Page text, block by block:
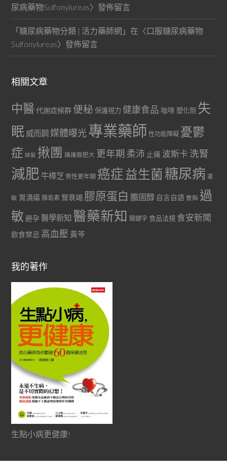
尿病藥物Sulfonylureas〉發佈留言
「糖尿病藥物分類 | 活力藥師網 」在〈口服糖尿病藥物
Sulfonylureas〉發佈留言
相關文章
中醫代謝症候群 便秘 保護視力 健康食品 咖啡 塑化劑 失
眠 威而鋼 媒體曝光專業藥師 性功能障礙 憂鬱
症 掉髮 揪團 攝護腺肥大 更年期 柔沛 止痛 波斯卡 洗腎
減肥 牛樟芝 男性更年期 癌症益生菌 糖尿病 罩
敏 胃潰瘍 胰島素 腎衰竭 膠原蛋白 膽固醇 自言自語 豐胸 過
敏 避孕 醫學新知 醫藥新知 關鍵字 食品法規 食安新聞
飲食禁忌 高血壓 黃芩
我的著作
生點小病更健康!